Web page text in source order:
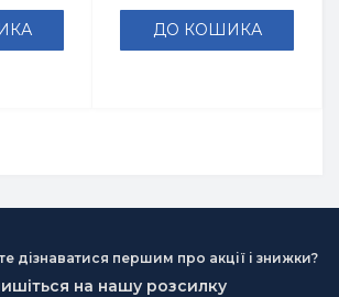
ДО КОШИКА
дізнаватися першим про акції і знижки?
на нашу розсилку